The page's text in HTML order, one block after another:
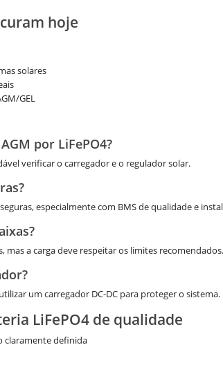
hoje
solares
GEL
por LiFePO4?
verificar o carregador e o regulador solar.
especialmente com BMS de qualidade e
mas a carga deve respeitar os limites recomendados.
um carregador DC-DC para proteger o sistema.
LiFePO4 de qualidade
claramente definida